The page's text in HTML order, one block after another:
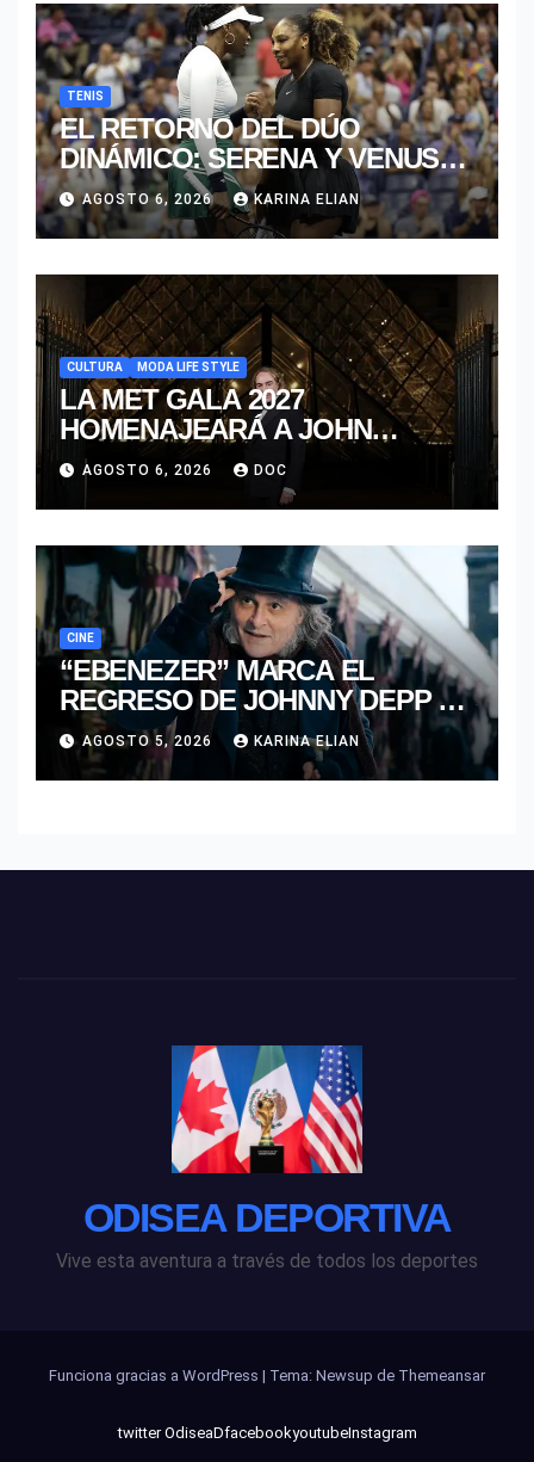
TENIS
EL RETORNO DEL DÚO
DINÁMICO: SERENA Y VENUS
WILLIAMS DISPUTARÁN LOS
DOBLES EN CINCINNATI 2026
AGOSTO 6, 2026 KARINA ELIAN
CULTURA MODA LIFE STYLE
LA MET GALA 2027
HOMENAJEARÁ A JOHN
GALLIANO MARCANDO EL
REGRESO DEL REY DEL
DRAMATISMO
AGOSTO 6, 2026 DOC
CINE
“EBENEZER” MARCA EL
REGRESO DE JOHNNY DEPP A
HOLLYWOOD TRAS SU PASO
POR EL CINE INDEPENDIENTE
EUROPEO
AGOSTO 5, 2026 KARINA ELIAN
ODISEA DEPORTIVA
Vive esta aventura a través de todos los deportes
Funciona gracias a WordPress | Tema: Newsup de Themeansar
twitter OdiseaDfacebookyoutubeInstagram